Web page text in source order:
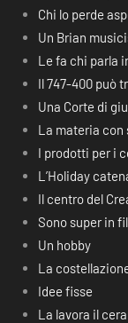
Chi lo perde
Un Brian
Le fa chi parla
Il 747-400 può
Una Corte di
La materia con
I prodotti per i
L’Holiday
Il centro del
Sono super in
Un hobby
La
Idee fisse
La lavora il